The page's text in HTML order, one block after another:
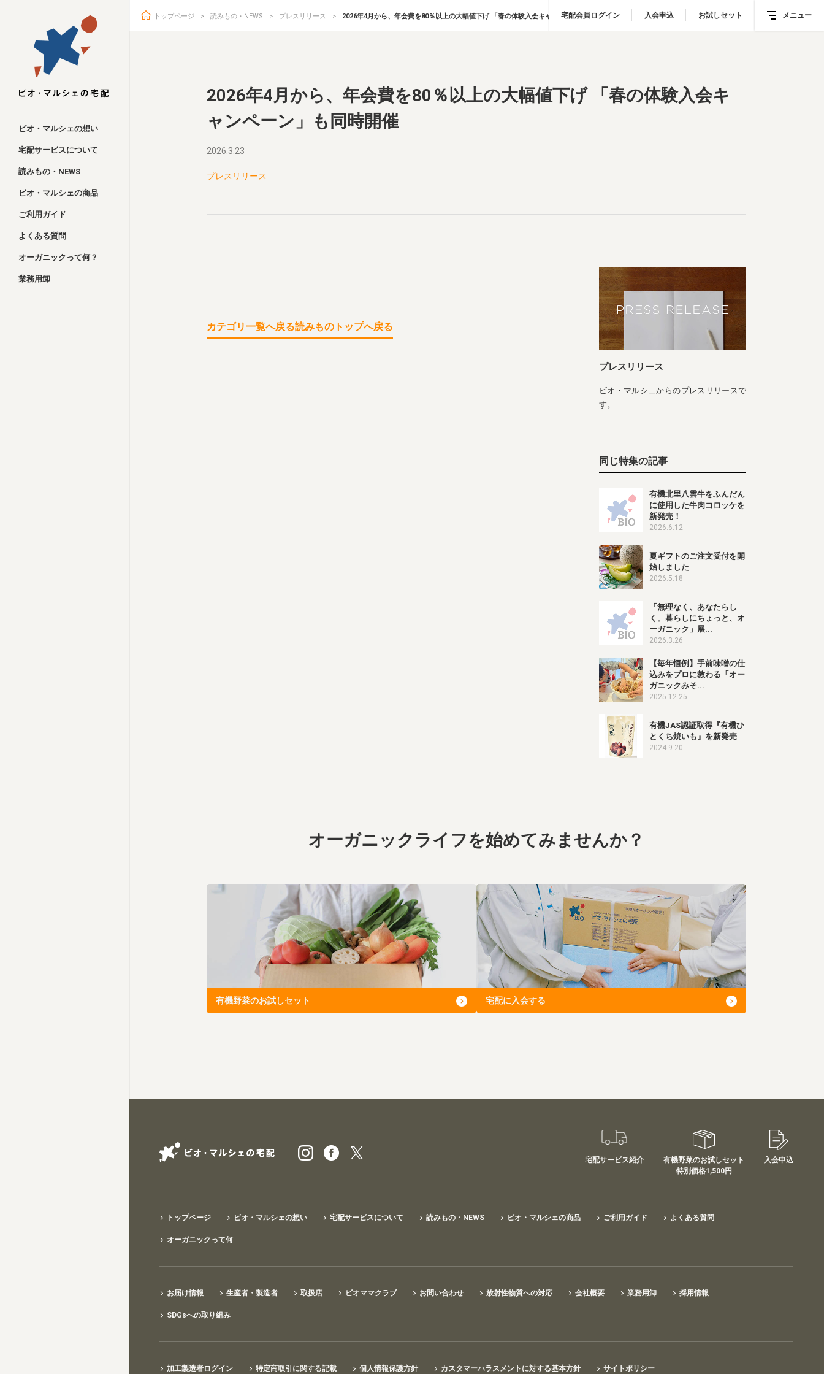
ビオ・マルシェ
ビオ・マルシェの想い
宅配サービスについて
読みもの・NEWS
ビオ・マルシェの商品
ご利用ガイド
よくある質問
オーガニックって何？
業務用卸
宅配会員ログイン 入会申込 お試しセット メニュー
宅配会員ログイン 入会申込 お試しセット メニュー
宅配サービス紹介
有機野菜の
お試しセット
トップページ ビオ・マルシェの想い
宅配サービスについて
お届け情報
採用情報
業務用卸 SDGsへの取り組み
トップページ 読みもの・NEWS プレスリリース 2026年4月から、年会費を80％以上の大幅値下げ 「春の体験入会キャンペーン」も同時開催
2026年4月から、年会費を80％以上の大幅値下げ 「春の体験入会キ
ャンペーン」も同時開催
2026.3.23
プレスリリース
カテゴリ一覧へ戻る読みものトップへ戻る
プレスリリース
ビオ・マルシェからのプレスリリースで
す。
同じ特集の記事
有機北里八雲牛をふんだん
に使用した牛肉コロッケを
新発売！
2026.6.12
夏ギフトのご注文受付を開
始しました
2026.5.18
「無理なく、あなたらし
く。暮らしにちょっと、オ
ーガニック」展...
2026.3.26
【毎年恒例】手前味噌の仕
込みをプロに教わる「オー
ガニックみそ...
2025.12.25
有機JAS認証取得『有機ひ
とくち焼いも』を新発売
2024.9.20
オーガニックライフを始めてみませんか？
有機野菜のお試しセット 宅配に入会する
ビオ・マルシェの宅配
宅配サービス紹介
有機野菜のお試しセット
特別価格1,500円
入会申込
トップページ ビオ・マルシェの想い 宅配サービスについて 読みもの・NEWS ビオ・マルシェの商品 ご利用ガイド よくある質問
オーガニックって何
お届け情報 生産者・製造者 取扱店 ビオママクラブ お問い合わせ 放射性物質への対応 会社概要 業務用卸 採用情報
SDGsへの取り組み
加工製造者ログイン 特定商取引に関する記載 個人情報保護方針 カスタマーハラスメントに対する基本方針 サイトポリシー